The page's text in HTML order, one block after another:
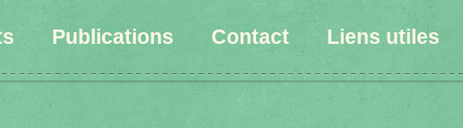
Publications Contact Liens utiles